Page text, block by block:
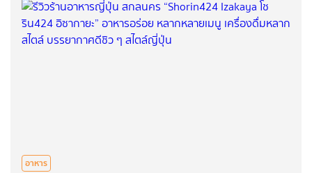
อาหาร